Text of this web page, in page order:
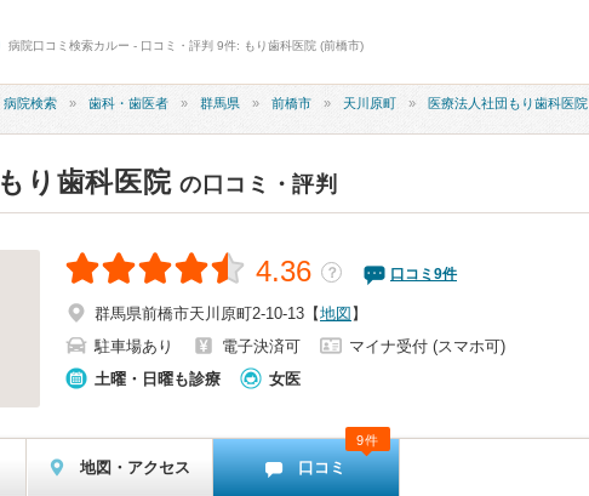
病院口コミ検索カルー - 口コミ・評判 9件: もり歯科医院 (前橋市)
病院検索 歯科・歯医者 群馬県 前橋市 天川原町 医療法人社団もり歯科医院
もり歯科医院 の口コミ・評判
4.36 ？ 口コミ 9件
群馬県前橋市天川原町2-10-13 【地図 】
駐車場あり
電子決済可
マイナ受付 (スマホ可)
土曜・日曜も診療
女医
地図・アクセス 口コミ
9件